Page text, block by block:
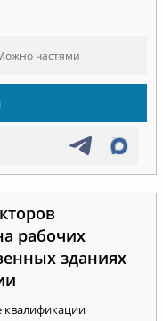
частями
рабочих
зданиях